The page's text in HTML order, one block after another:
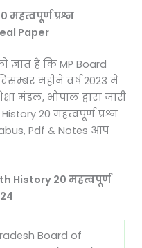
महत्वपूर्ण प्रश्न
Paper
ज्ञात है कि MP Board
महीने वर्ष 2023 में
मंडल, भोपाल द्वारा जारी
20 महत्वपूर्ण प्रश्न
Pdf & Notes आप
History 20 महत्वपूर्ण
Board of